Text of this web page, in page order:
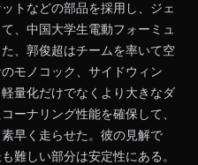
トなどの部品を採用し、ジェ
、中国大学生電動フォーミュ
、郭俊超はチームを率いて空
モノコック、サイドウィン
量化だけでなくより大きなダ
ーナリング性能を確保して、
早く走らせた。彼の見解で
難しい部分は安定性にある。